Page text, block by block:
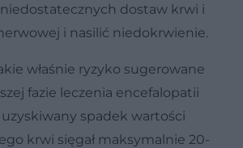
dostaw krwi i
i nasilić niedokrwienie.
właśnie ryzyko sugerowane
fazie leczenia encefalopatii
spadek wartości
krwi sięgał maksymalnie 20-